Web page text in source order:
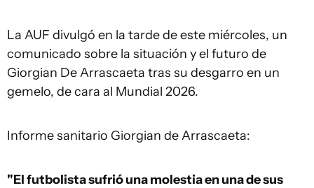
La AUF divulgó en la tarde de este miércoles, un
comunicado sobre la situación y el futuro de
Giorgian De Arrascaeta tras su desgarro en un
gemelo, de cara al Mundial 2026.
Informe sanitario Giorgian de Arrascaeta:
"El futbolista sufrió una molestia en una de sus